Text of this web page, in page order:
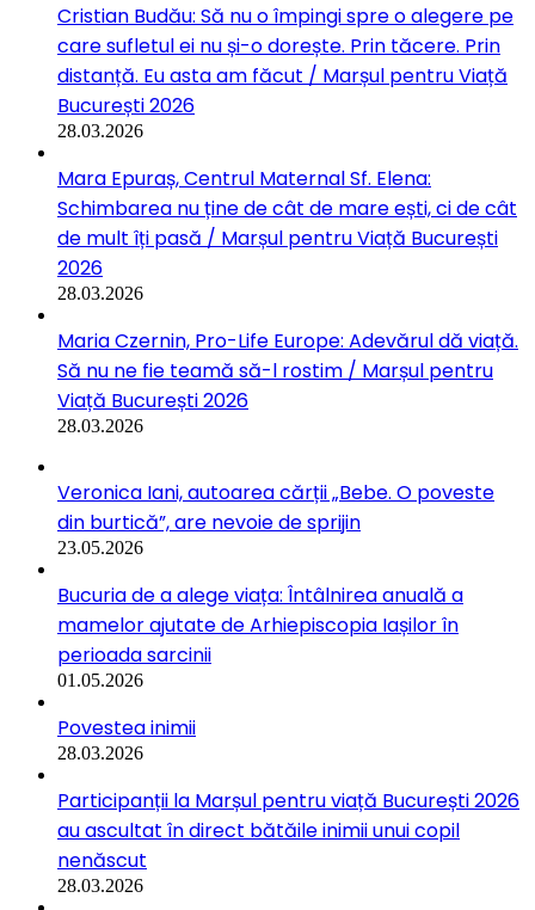
Cristian Budău: Să nu o împingi spre o alegere pe
care sufletul ei nu și-o dorește. Prin tăcere. Prin
distanță. Eu asta am făcut / Marșul pentru Viață
București 2026
28.03.2026
Mara Epuraș, Centrul Maternal Sf. Elena:
Schimbarea nu ține de cât de mare ești, ci de cât
de mult îți pasă / Marșul pentru Viață București
2026
28.03.2026
Maria Czernin, Pro-Life Europe: Adevărul dă viață.
Să nu ne fie teamă să-l rostim / Marșul pentru
Viață București 2026
28.03.2026
Veronica Iani, autoarea cărții „Bebe. O poveste
din burtică”, are nevoie de sprijin
23.05.2026
Bucuria de a alege viața: Întâlnirea anuală a
mamelor ajutate de Arhiepiscopia Iașilor în
perioada sarcinii
01.05.2026
Povestea inimii
28.03.2026
Participanții la Marșul pentru viață București 2026
au ascultat în direct bătăile inimii unui copil
nenăscut
28.03.2026